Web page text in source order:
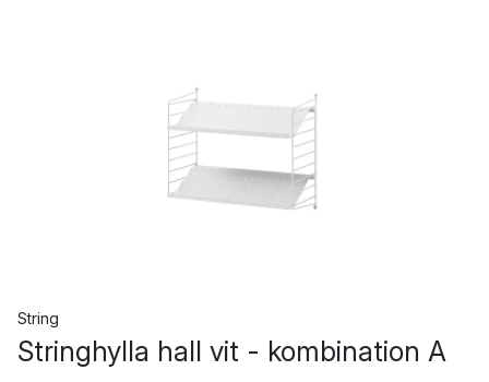
String
Stringhylla hall vit - kombination A